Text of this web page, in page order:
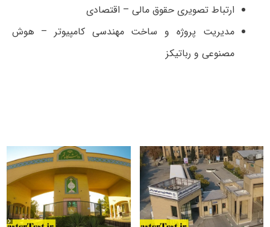
ارتباط تصویری حقوق مالی – اقتصادی
مدیریت پروژه و ساخت مهندسی کامپیوتر – هوش
مصنوعی و رباتیکز